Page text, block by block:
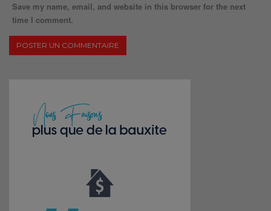
Save my name, email, and website in this browser for the next
time I comment.